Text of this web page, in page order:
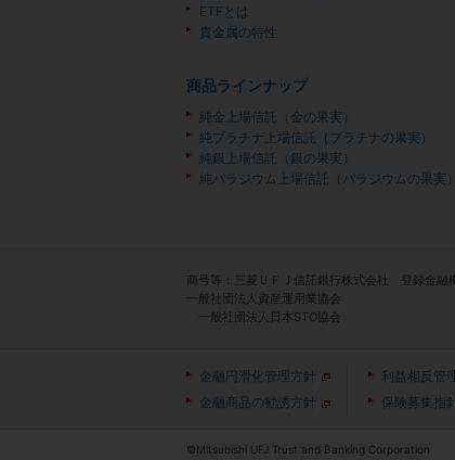
ETFとは
貴金属の特性
商品ラインナップ
純金上場信託（金の果実）
純プラチナ上場信託（プラチナの果実）
純銀上場信託（銀の果実）
純パラジウム上場信託（パラジウムの果実）
商号等：三菱ＵＦＪ信託銀行株式会社 登録金
一般社団法人資産運用業協会
一般社団法人日本STO協会
金融円滑化管理方針 利益相反管
金融商品の勧誘方針
保険募集指
©Mitsubishi UFJ Trust and Banking Corporation